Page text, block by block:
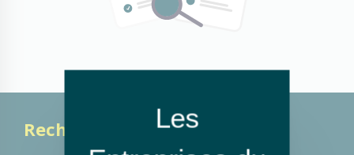
Recherche guidée